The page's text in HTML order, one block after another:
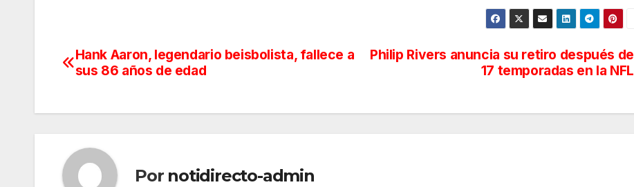
Navegación
entradas
Philip Rivers anuncia su retiro después de
17 temporadas en la NFL
Hank Aaron, legendario beisbolista, fallece a
sus 86 años de edad
Por notidirecto-admin